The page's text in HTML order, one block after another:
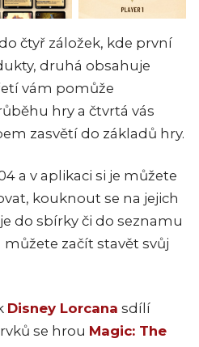
čtyř záložek, kde první
druhá obsahuje
vám pomůže
hry a čtvrtá vás
zasvětí do základů hry.
a v aplikaci si je můžete
kouknout se na jejich
do sbírky či do seznamu
začít stavět svůj
Disney Lorcana sdílí
se hrou Magic: The